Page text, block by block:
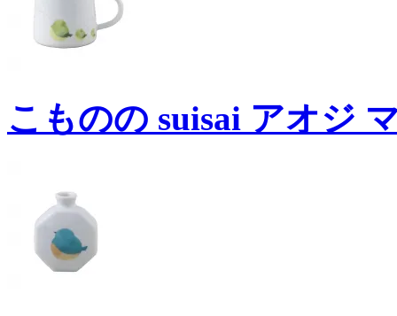
こものの suisai アオジ